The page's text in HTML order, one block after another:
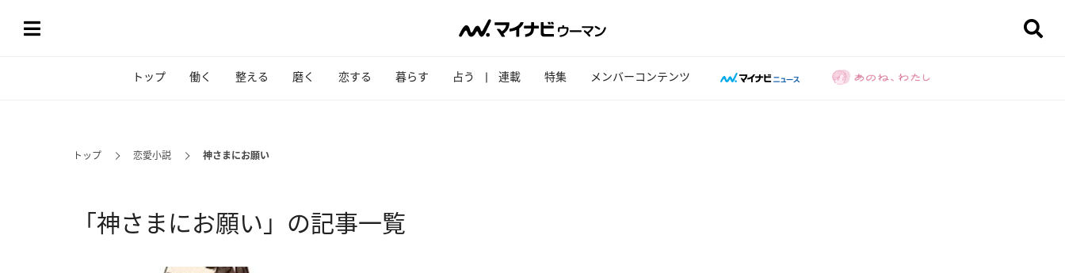
トップ 働く 整える 磨く 恋する 暮らす 占う 連載 特集 メンバーコンテンツ
トップ 恋愛小説 神さまにお願い
「神さまにお願い」の記事一覧